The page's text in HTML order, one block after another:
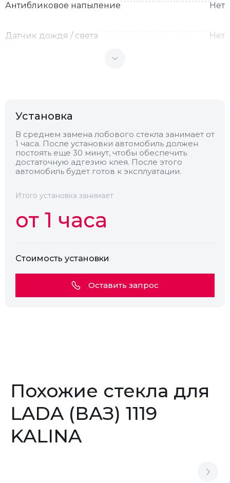
Антибликовое напыление Нет
Датчик дождя / света Нет
Обогрев
Установка
В среднем замена лобового стекла занимает от
1 часа. После установки автомобиль должен
постоять еще 30 минут, чтобы обеспечить
достаточную адгезию клея. После этого
автомобиль будет готов к эксплуатации.
Итого установка занимает
от 1 часа
Стоимость установки
Оставить запрос
Похожие стекла для
LADA (ВАЗ) 1119
KALINA